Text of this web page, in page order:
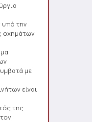
υπό την
οχημάτων
με
είναι
της